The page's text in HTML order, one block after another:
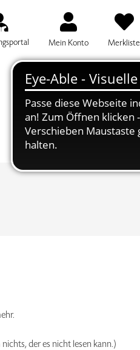
Mein Konto Merkliste
FÜR DIE KURSSUCHE EINGEBEN
der es nicht lesen kann.)